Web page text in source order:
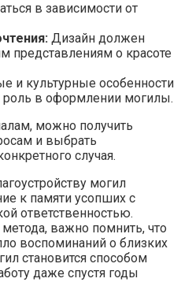
в зависимости от
Дизайн должен
представлениям о красоте
и культурные особенности
в оформлении могилы.
можно получить
и выбрать
случая.
могил
к памяти усопших с
ответственностью.
важно помнить, что
воспоминаний о близких
становится способом
даже спустя годы